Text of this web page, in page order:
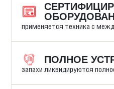
применяется техника с
ПОЛНОЕ
запахи ликвидируются